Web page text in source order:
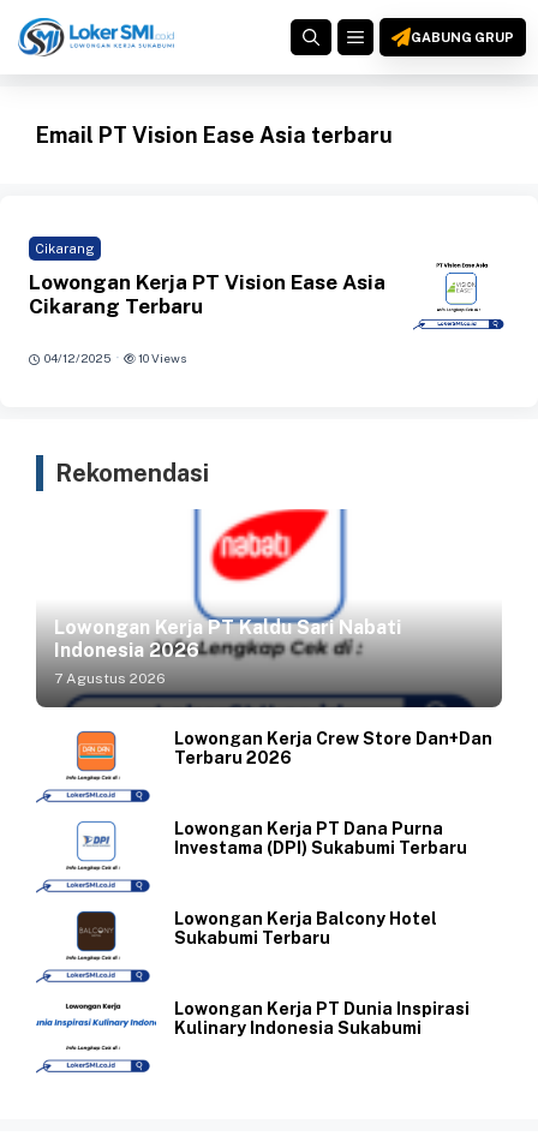
ke
MENUGABUNG GRUP
Email PT Vision Ease Asia terbaru
Cikarang
Lowongan Kerja PT Vision Ease Asia
Cikarang Terbaru
04/12/2025 · 10 Views
Rekomendasi
Lowongan Kerja PT Kaldu Sari Nabati
Indonesia 2026
7 Agustus 2026
Lowongan Kerja Crew Store Dan+Dan
Terbaru 2026
Lowongan Kerja PT Dana Purna
Investama (DPI) Sukabumi Terbaru
Lowongan Kerja Balcony Hotel
Sukabumi Terbaru
Lowongan Kerja PT Dunia Inspirasi
Kulinary Indonesia Sukabumi